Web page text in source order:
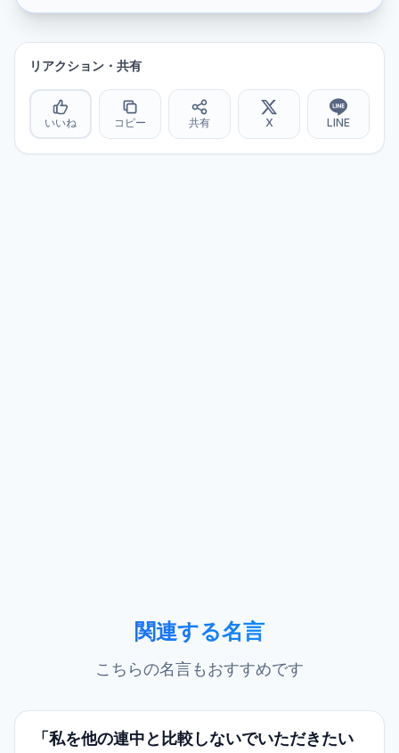
リアクション・共有
いいね コピー 共有 X LINE
関連する名言
こちらの名言もおすすめです
「私を他の連中と比較しないでいただきたい